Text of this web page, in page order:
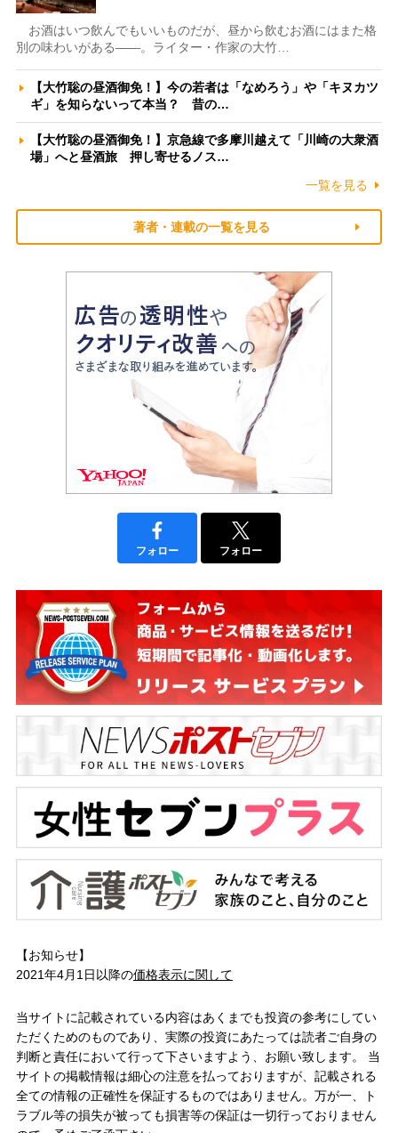
お酒はいつ飲んでもいいものだが、昼から飲むお酒にはまた格
別の味わいがある――。ライター・作家の大竹…
【大竹聡の昼酒御免！】今の若者は「なめろう」や「キヌカツ
ギ」を知らないって本当？ 昔の…
【大竹聡の昼酒御免！】京急線で多摩川越えて「川崎の大衆酒
場」へと昼酒旅 押し寄せるノス…
一覧を見る
著者・連載の一覧を見る
フォロー フォロー
【お知らせ】
2021年4月1日以降の価格表示に関して
当サイトに記載されている内容はあくまでも投資の参考にしてい
ただくためのものであり、実際の投資にあたっては読者ご自身の
判断と責任において行って下さいますよう、お願い致します。 当
サイトの掲載情報は細心の注意を払っておりますが、記載される
全ての情報の正確性を保証するものではありません。万が一、ト
ラブル等の損失が被っても損害等の保証は一切行っておりません